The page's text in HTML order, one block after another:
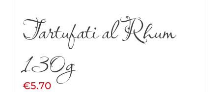
Tartufati al Rhum
130g
€5.70